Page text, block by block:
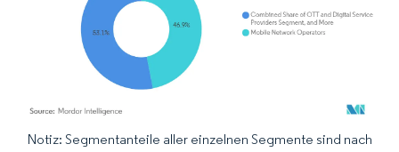
Bild © Mordor Intelligence. Wiederverwendung erfordert Namensnennung
Notiz: Segmentanteile aller einzelnen Segmente sind nach